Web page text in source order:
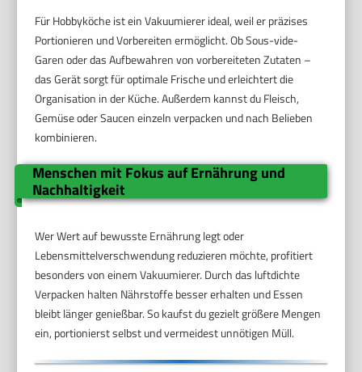
Für Hobbyköche ist ein Vakuumierer ideal, weil er präzises
Portionieren und Vorbereiten ermöglicht. Ob Sous-vide-
Garen oder das Aufbewahren von vorbereiteten Zutaten –
das Gerät sorgt für optimale Frische und erleichtert die
Organisation in der Küche. Außerdem kannst du Fleisch,
Gemüse oder Saucen einzeln verpacken und nach Belieben
kombinieren.
Menschen mit Fokus auf Ernährung und
Nachhaltigkeit
Wer Wert auf bewusste Ernährung legt oder
Lebensmittelverschwendung reduzieren möchte, profitiert
besonders von einem Vakuumierer. Durch das luftdichte
Verpacken halten Nährstoffe besser erhalten und Essen
bleibt länger genießbar. So kaufst du gezielt größere Mengen
ein, portionierst selbst und vermeidest unnötigen Müll.